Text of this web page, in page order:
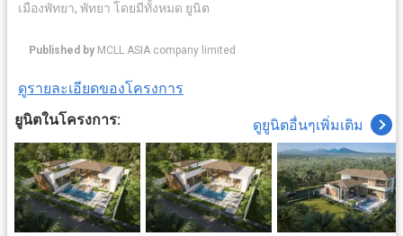
เมืองพัทยา, พัทยา โดยมีทั้งหมด ยูนิต
Published by MCLL ASIA company limited
ดูรายละเอียดของโครงการ
ยูนิตในโครงการ:
ดูยูนิตอื่นๆเพิ่มเติม